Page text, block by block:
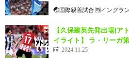
🌏国際親善試合 🆚イングラ
【久保建英先発出場|ア
イライト】 ラ・リーガ
2024.11.25